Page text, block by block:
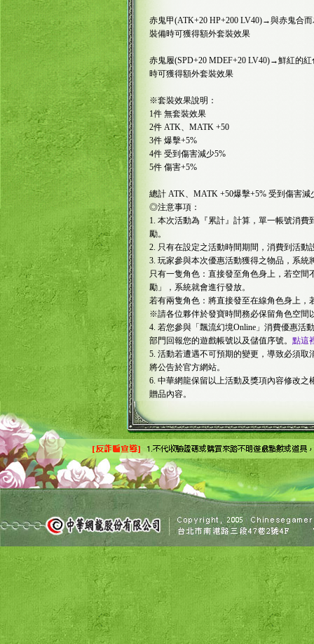
赤鬼甲(ATK+20 HP+200 LV40)→與赤鬼合
裝備時可獲得額外套裝效果
赤鬼履(SPD+20 MDEF+20 LV40)→鮮紅的
時可獲得額外套裝效果
※套裝效果說明：
1件 無套裝效果
2件 ATK、MATK +50
3件 爆擊+5%
4件 受到傷害減少5%
5件 傷害+5%
總計 ATK、MATK +50爆擊+5% 受到傷害減
◎注意事項：
1. 本次活動為『累計』計算，單一帳號消
勵。
2. 只有在設定之活動時間期間，消費到活
3. 玩家參與本次優惠活動獲得之物品，系統
只有一隻角色：直接發至角色身上，若空
勵」，系統就會進行發放。
若有兩隻角色：將直接發至在線角色身上
※請各位夥伴於發寶時間務必保留角色空間
4. 若您參與「飄流幻境Online」消費優惠活
部門回報您的遊戲帳號以及儲值序號。 點這
5. 活動若遭遇不可預期的變更，導致必須
將公告於官方網站。
6. 中華網龍保留以上活動及獎項內容修改
贈品內容。